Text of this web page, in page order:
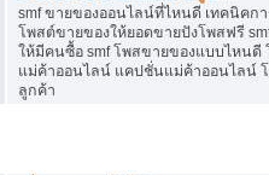
smf ขายของออนไลน์ที่ไหนดี เทคนิคก
โพสต์ขายของให้ยอดขายปังโพสฟรี
ให้มีคนซื้อ smf โพสขายของแบบไหนดี
แม่ค้าออนไลน์ แคปชั่นแม่ค้าออนไลน์ โ
ลูกค้า